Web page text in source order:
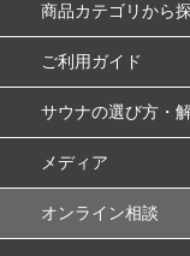
商品カテゴリから
ご利用ガイド
サウナの選び方・
メディア
オンライン相談